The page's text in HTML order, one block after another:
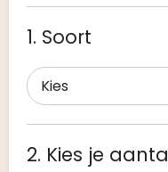
1. Soort
2. Kies je